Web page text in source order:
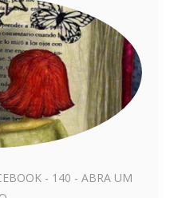
- 140 - ABRA UM